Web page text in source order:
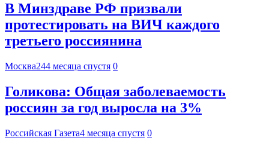
В Минздраве РФ призвали
протестировать на ВИЧ каждого
третьего россиянина
Москва244 месяца спустя 0
Голикова: Общая заболеваемость
россиян за год выросла на 3%
Российская Газета4 месяца спустя 0